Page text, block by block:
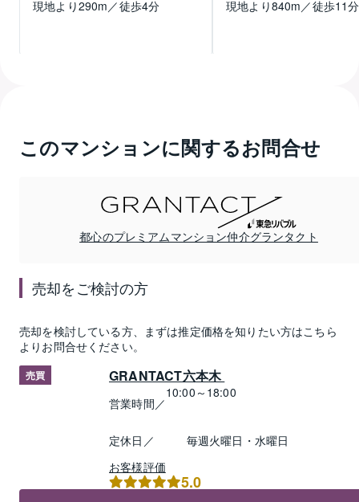
現地より290m／徒歩4分 現地より840m／徒歩11分
このマンションに関するお問合せ
都心のプレミアムマンション仲介グランタクト
売却をご検討の方
売却を検討している方、まずは推定価格を知りたい方はこちら
よりお問合せください。
売買 GRANTACT六本木
営業時間／
10:00～18:00
定休日／
毎週火曜日・水曜日
お客様評価
5.0